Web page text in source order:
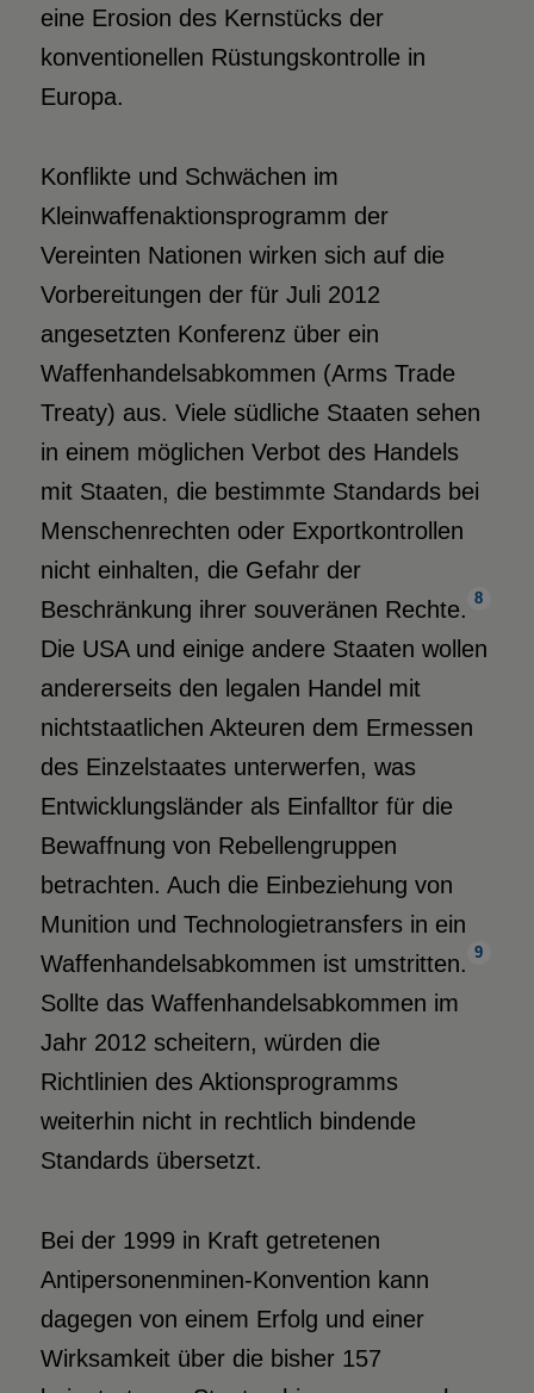
eine Erosion des Kernstücks der
konventionellen Rüstungskontrolle in
Europa.
Konflikte und Schwächen im
Kleinwaffenaktionsprogramm der
Vereinten Nationen wirken sich auf die
Vorbereitungen der für Juli 2012
angesetzten Konferenz über ein
Waffenhandelsabkommen (Arms Trade
Treaty) aus. Viele südliche Staaten sehen
in einem möglichen Verbot des Handels
mit Staaten, die bestimmte Standards bei
Menschenrechten oder Exportkontrollen
nicht einhalten, die Gefahr der
Beschränkung ihrer souveränen Rechte. 8
Die USA und einige andere Staaten wollen
andererseits den legalen Handel mit
nichtstaatlichen Akteuren dem Ermessen
des Einzelstaates unterwerfen, was
Entwicklungsländer als Einfalltor für die
Bewaffnung von Rebellengruppen
betrachten. Auch die Einbeziehung von
Munition und Technologietransfers in ein
Waffenhandelsabkommen ist umstritten. 9
Sollte das Waffenhandelsabkommen im
Jahr 2012 scheitern, würden die
Richtlinien des Aktionsprogramms
weiterhin nicht in rechtlich bindende
Standards übersetzt.
Bei der 1999 in Kraft getretenen
Antipersonenminen-Konvention kann
dagegen von einem Erfolg und einer
Wirksamkeit über die bisher 157